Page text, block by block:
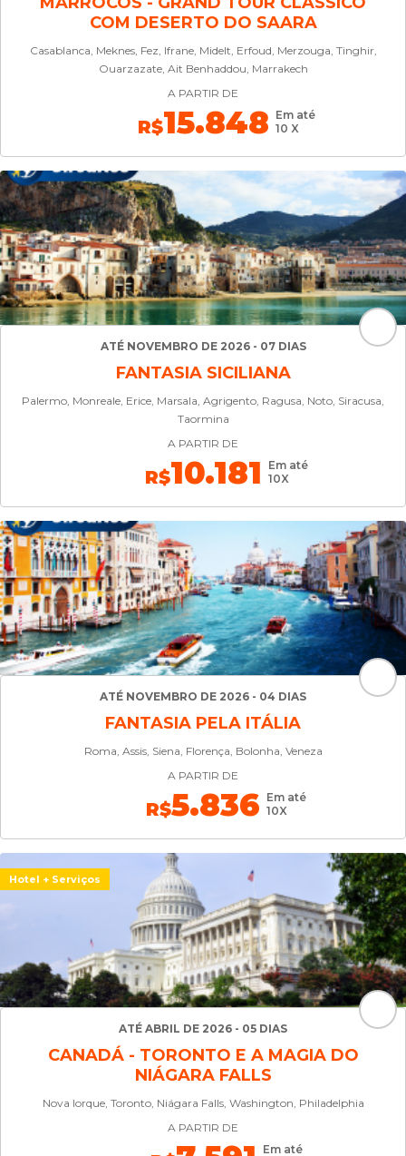
COM DESERTO DO SAARA
Casablanca, Meknes, Fez, Ifrane, Midelt, Erfoud, Merzouga, Tinghir,
Ouarzazate, Ait Benhaddou, Marrakech
A PARTIR DE
R$15.848 Em até
10 X
ATÉ NOVEMBRO DE 2026 - 07 DIAS
FANTASIA SICILIANA
Palermo, Monreale, Erice, Marsala, Agrigento, Ragusa, Noto, Siracusa,
Taormina
A PARTIR DE
R$10.181
Em até
10X
ATÉ NOVEMBRO DE 2026 - 04 DIAS
FANTASIA PELA ITÁLIA
Roma, Assis, Siena, Florença, Bolonha, Veneza
A PARTIR DE
R$5.836 Em até
10X
Hotel + Serviços
ATÉ ABRIL DE 2026 - 05 DIAS
CANADÁ - TORONTO E A MAGIA DO
NIÁGARA FALLS
Nova Iorque, Toronto, Niágara Falls, Washington, Philadelphia
A PARTIR DE
Em até